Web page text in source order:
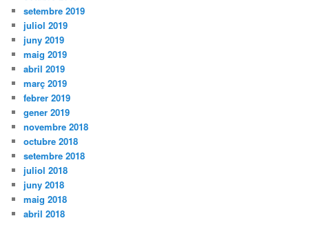
setembre 2019
juliol 2019
juny 2019
maig 2019
abril 2019
març 2019
febrer 2019
gener 2019
novembre 2018
octubre 2018
setembre 2018
juliol 2018
juny 2018
maig 2018
abril 2018